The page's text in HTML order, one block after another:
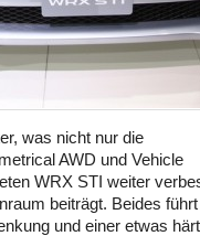
was nicht nur die
AWD und Vehicle
WRX STI weiter
beiträgt. Beides
und einer etwas